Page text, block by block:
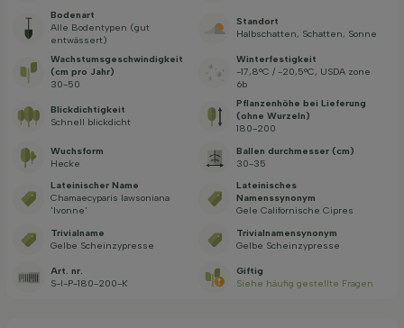
Bodenart
Alle Bodentypen (gut
entwässert)
Standort
Halbschatten, Schatten, Sonne
Wachstums­geschwindig­keit
(cm pro Jahr)
30-50
Winterfestigkeit
-17,8°C / -20,5°C, USDA zone
6b
Blickdichtigkeit
Schnell blickdicht
Pflanzenhöhe bei Lieferung
(ohne Wurzeln)
180-200
Wuchsform
Hecke
Ballen durchmesser (cm)
30-35
Lateinischer Name
Chamaecyparis lawsoniana
'Ivonne'
Lateinisches
Namenssynonym
Gele Californische Cipres
Trivialname
Gelbe Scheinzypresse
Trivialnamensynonym
Gelbe Scheinzypresse
Art. nr.
S-I-P-180-200-K
Giftig
Siehe häufig gestellte Fragen